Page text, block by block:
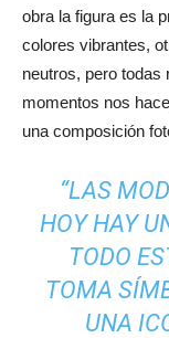
obra la figura es la
colores vibrantes,
neutros, pero todas
momentos nos
una composición
“LAS
HOY HAY
TODO
TOMA
UNA